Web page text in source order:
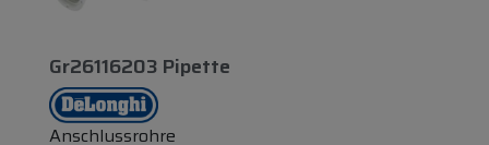
Gr26116203 Pipette
Anschlussrohre